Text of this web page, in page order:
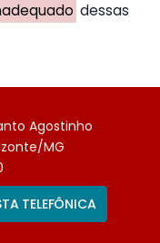
dessas
Agostinho
MG
TELEFÔNICA